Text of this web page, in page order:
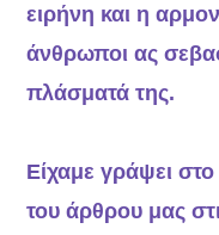
ειρήνη και η
άνθρωποι ας
πλάσματά της.
Είχαμε γράψει
του άρθρου μας